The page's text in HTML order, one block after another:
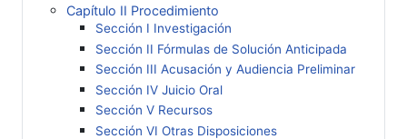
Capítulo II Procedimiento
Sección I Investigación
Sección II Fórmulas de Solución Anticipada
Sección III Acusación y Audiencia Preliminar
Sección IV Juicio Oral
Sección V Recursos
Sección VI Otras Disposiciones